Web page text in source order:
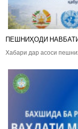
ПЕШНИҲОДИ
Хабари дар асоси